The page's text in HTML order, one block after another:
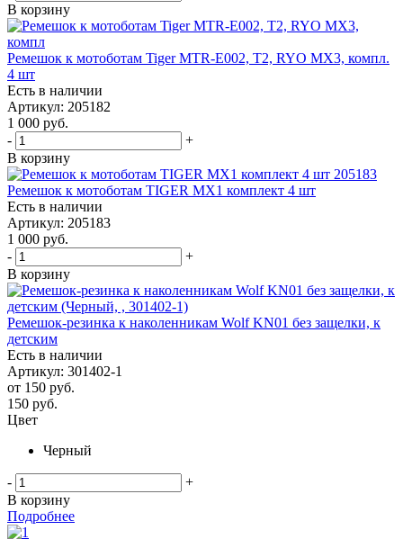
В корзину
Ремешок к мотоботам Tiger MTR-E002, T2, RYO MX3, компл.
4 шт
Есть в наличии
Артикул: 205182
1 000 руб.
-
+
В корзину
Ремешок к мотоботам TIGER MX1 комплект 4 шт
Есть в наличии
Артикул: 205183
1 000 руб.
-
+
В корзину
Ремешок-резинка к наколенникам Wolf KN01 без защелки, к
детским
Есть в наличии
Артикул: 301402-1
от 150 руб.
150 руб.
Цвет
Черный
-
+
В корзину
Подробнее